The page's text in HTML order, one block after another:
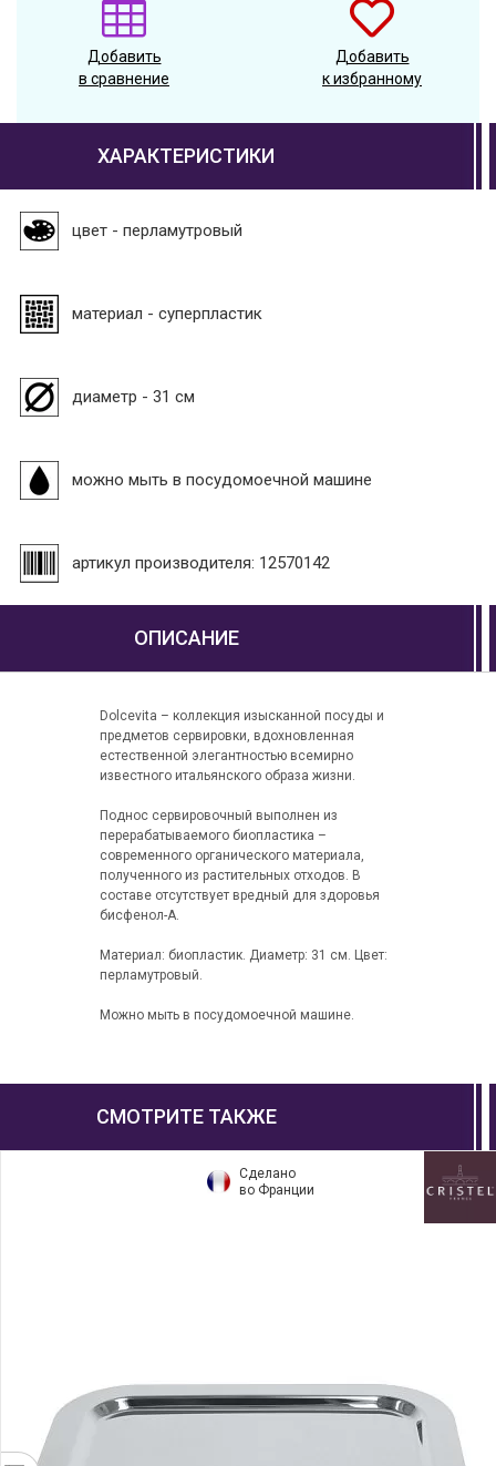
Добавить
в сравнение
Добавить
к избранному
ХАРАКТЕРИСТИКИ
цвет - перламутровый
материал - суперпластик
диаметр - 31 см
можно мыть в посудомоечной машине
артикул производителя: 12570142
ОПИСАНИЕ
Dolcevita – коллекция изысканной посуды и
предметов сервировки, вдохновленная
естественной элегантностью всемирно
известного итальянского образа жизни.
Поднос сервировочный выполнен из
перерабатываемого биопластика –
современного органического материала,
полученного из растительных отходов. В
составе отсутствует вредный для здоровья
бисфенол-А.
Материал: биопластик. Диаметр: 31 см. Цвет:
перламутровый.
Можно мыть в посудомоечной машине.
СМОТРИТЕ ТАКЖЕ
Сделано
во Франции